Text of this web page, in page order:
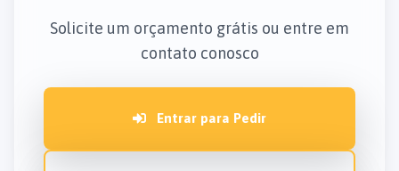
Solicite um orçamento grátis ou entre em
contato conosco
Entrar para Pedir